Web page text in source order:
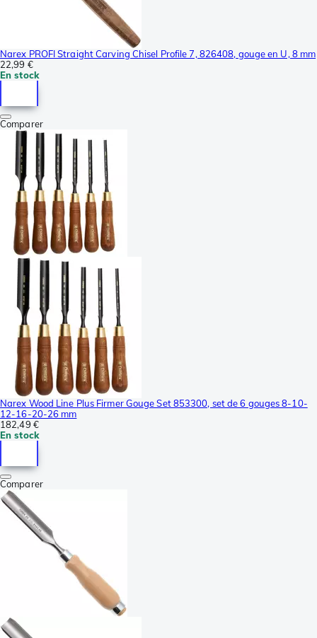
Narex PROFI Straight Carving Chisel Profile 7, 826408, gouge en U, 8 mm
22,99 €
En stock
Comparer
Narex Wood Line Plus Firmer Gouge Set 853300, set de 6 gouges 8-10-
12-16-20-26 mm
182,49 €
En stock
Comparer